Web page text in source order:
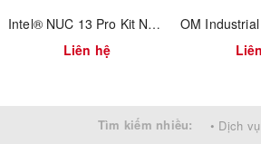
FHD Pcap, N4200, 4G RAM, 128G SSD
FHD Pcap, N4200, 4G RAM, 128G SSD,
Intel® NUC 13 Pro Kit NUC13ANHi7
Liên hệ
Tìm kiếm nhiều: • Dịch